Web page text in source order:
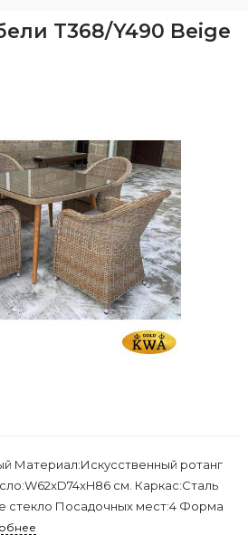
T368/Y490 Beige
Материал:Искусственный ротанг
см. Каркас:Сталь
стекло Посадочных мест:4 Форма